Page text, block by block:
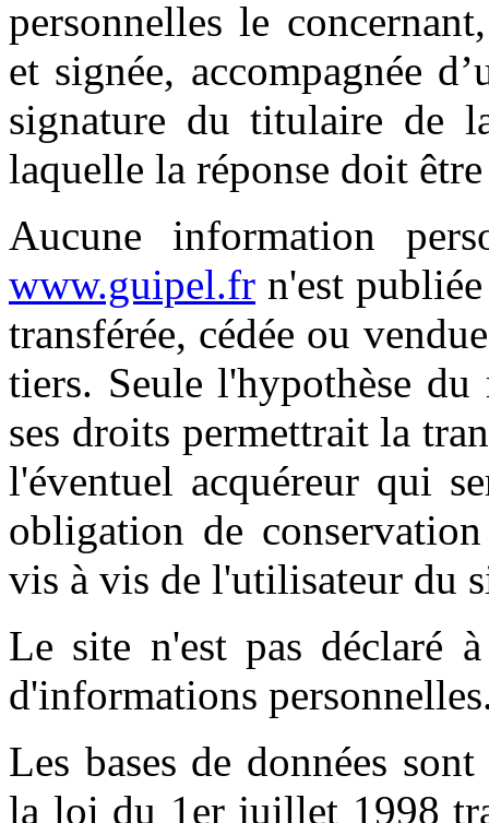
personnelles le
et signée, accompagnée
signature du titulaire de
laquelle la réponse doit
Aucune information
www.guipel.fr n'est
transférée, cédée ou
tiers. Seule l'hypothèse
ses droits permettrait la
l'éventuel acquéreur qui
obligation de
vis à vis de l'utilisateur du
Le site n'est pas déclaré
d'informations
Les bases de données
la loi du 1er juillet 1998